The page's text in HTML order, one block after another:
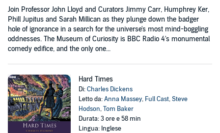
Join Professor John Lloyd and Curators Jimmy Carr, Humphrey Ker,
Phill Jupitus and Sarah Millican as they plunge down the badger
hole of ignorance in a search for the universe's most mind-boggling
oddnesses. The Museum of Curiosity is BBC Radio 4's monumental
comedy edifice, and the only one...
Hard Times
Di:Charles Dickens
Letto da:Anna Massey, Full Cast,Steve
Hodson,Tom Baker
Durata: 3 ore e 58 min
Lingua: Inglese